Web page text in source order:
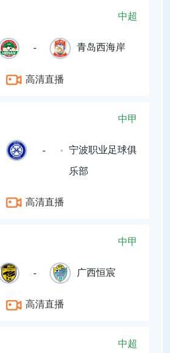
中超
- 青岛西海岸
高清直播
中甲
- 宁波职业足球俱
乐部
高清直播
中甲
- 广西恒宸
高清直播
中超